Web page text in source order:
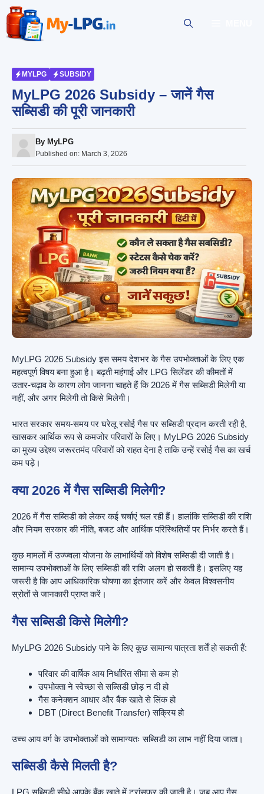
Skip
content
MYLPG SUBSIDY
MyLPG 2026 Subsidy – जानें गैस
सब्सिडी की पूरी जानकारी
By MyLPG
Published on: March 3, 2026
MyLPG 2026 Subsidy इस समय देशभर के गैस उपभोक्ताओं के लिए एक
महत्वपूर्ण विषय बना हुआ है। बढ़ती महंगाई और LPG सिलेंडर की कीमतों में
उतार-चढ़ाव के कारण लोग जानना चाहते हैं कि 2026 में गैस सब्सिडी मिलेगी या
नहीं, और अगर मिलेगी तो किसे मिलेगी।
भारत सरकार समय-समय पर घरेलू रसोई गैस पर सब्सिडी प्रदान करती रही है,
खासकर आर्थिक रूप से कमजोर परिवारों के लिए। MyLPG 2026 Subsidy
का मुख्य उद्देश्य जरूरतमंद परिवारों को राहत देना है ताकि उन्हें रसोई गैस का खर्च
कम पड़े।
क्या 2026 में गैस सब्सिडी मिलेगी?
2026 में गैस सब्सिडी को लेकर कई चर्चाएं चल रही हैं। हालांकि सब्सिडी की राशि
और नियम सरकार की नीति, बजट और आर्थिक परिस्थितियों पर निर्भर करते हैं।
कुछ मामलों में उज्ज्वला योजना के लाभार्थियों को विशेष सब्सिडी दी जाती है।
सामान्य उपभोक्ताओं के लिए सब्सिडी की राशि अलग हो सकती है। इसलिए यह
जरूरी है कि आप आधिकारिक घोषणा का इंतजार करें और केवल विश्वसनीय
स्रोतों से जानकारी प्राप्त करें।
गैस सब्सिडी किसे मिलेगी?
MyLPG 2026 Subsidy पाने के लिए कुछ सामान्य पात्रता शर्तें हो सकती हैं:
परिवार की वार्षिक आय निर्धारित सीमा से कम हो
उपभोक्ता ने स्वेच्छा से सब्सिडी छोड़ न दी हो
गैस कनेक्शन आधार और बैंक खाते से लिंक हो
DBT (Direct Benefit Transfer) सक्रिय हो
उच्च आय वर्ग के उपभोक्ताओं को सामान्यतः सब्सिडी का लाभ नहीं दिया जाता।
सब्सिडी कैसे मिलती है?